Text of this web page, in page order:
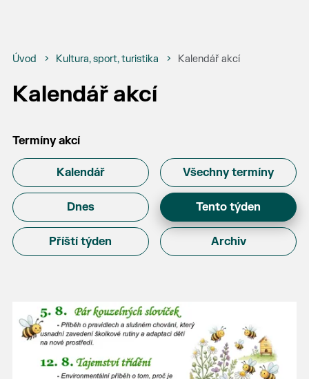
Úvod Kultura, sport, turistika Kalendář akcí
Kalendář akcí
Termíny akcí
Kalendář Všechny termíny
Dnes Tento týden
Příští týden Archiv